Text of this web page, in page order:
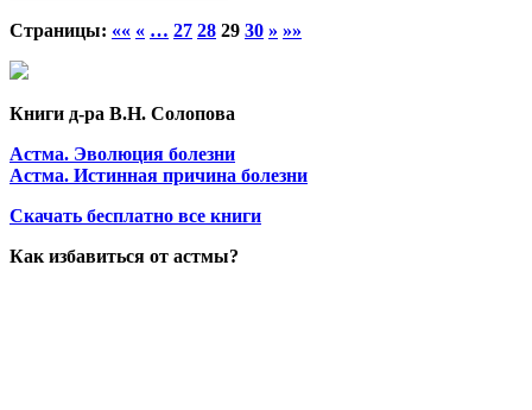
Страницы: «« « … 27 28 29 30 » »»
Книги д-ра В.Н. Солопова
Астма. Эволюция болезни
Астма. Истинная причина болезни
Скачать бесплатно все книги
Как избавиться от астмы?